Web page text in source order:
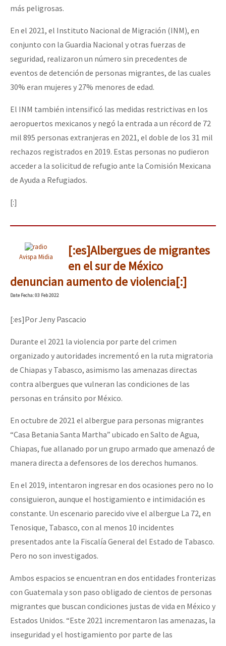
más peligrosas.
En el 2021, el Instituto Nacional de Migración (INM), en
conjunto con la Guardia Nacional y otras fuerzas de
seguridad, realizaron un número sin precedentes de
eventos de detención de personas migrantes, de las cuales
30% eran mujeres y 27% menores de edad.
El INM también intensificó las medidas restrictivas en los
aeropuertos mexicanos y negó la entrada a un récord de 72
mil 895 personas extranjeras en 2021, el doble de los 31 mil
rechazos registrados en 2019. Estas personas no pudieron
acceder a la solicitud de refugio ante la Comisión Mexicana
de Ayuda a Refugiados.
[:]
Avispa Midia
[:es]Albergues de migrantes
en el sur de México
denuncian aumento de violencia[:]
DateFecha: 03 Feb 2022
[:es]Por Jeny Pascacio
Durante el 2021 la violencia por parte del crimen
organizado y autoridades incrementó en la ruta migratoria
de Chiapas y Tabasco, asimismo las amenazas directas
contra albergues que vulneran las condiciones de las
personas en tránsito por México.
En octubre de 2021 el albergue para personas migrantes
“Casa Betania Santa Martha” ubicado en Salto de Agua,
Chiapas, fue allanado por un grupo armado que amenazó de
manera directa a defensores de los derechos humanos.
En el 2019, intentaron ingresar en dos ocasiones pero no lo
consiguieron, aunque el hostigamiento e intimidación es
constante. Un escenario parecido vive el albergue La 72, en
Tenosique, Tabasco, con al menos 10 incidentes
presentados ante la Fiscalía General del Estado de Tabasco.
Pero no son investigados.
Ambos espacios se encuentran en dos entidades fronterizas
con Guatemala y son paso obligado de cientos de personas
migrantes que buscan condiciones justas de vida en México y
Estados Unidos. “Este 2021 incrementaron las amenazas, la
inseguridad y el hostigamiento por parte de las